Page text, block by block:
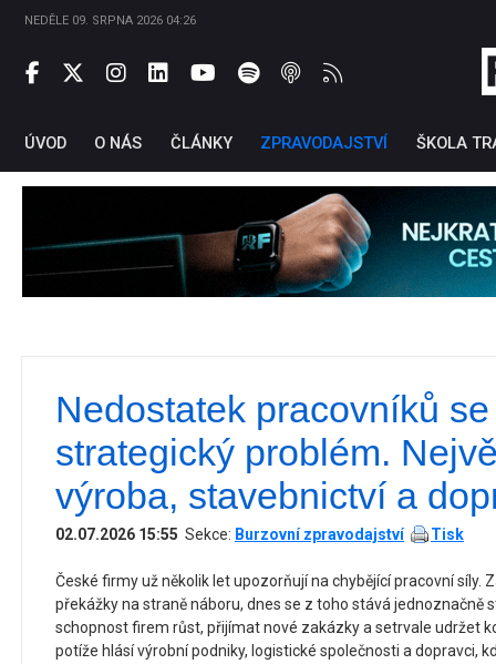
NEDĚLE 09. SRPNA 2026 04:26
ÚVOD O NÁS ČLÁNKY ZPRAVODAJSTVÍ ŠKOLA
Nedostatek pracovníků
strategický problém.
výroba, stavebnictví a
02.07.2026 15:55 Sekce: Burzovní zpravodajství Tisk
České firmy už několik let upozorňují na chybějící pracovní síly.
překážky na straně náboru, dnes se z toho stává jednoznačně
schopnost firem růst, přijímat nové zakázky a setrvale udržet
potíže hlásí výrobní podniky, logistické společnosti a dopravci,